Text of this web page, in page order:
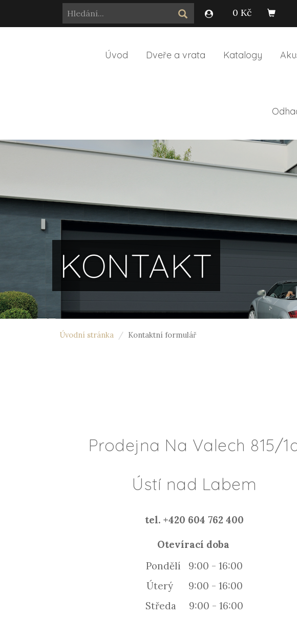
0 Kč
Úvod Dveře a vrata Katalogy
Úvodní stránka Kontaktní formulář
KONTAKT
Prodejna Na Valech 815/
Ústí nad Labem
tel. +420 604 762 400
Otevírací doba
Pondělí 9:00 - 16:00
Úterý 9:00 - 16:00
Středa 9:00 - 16:00